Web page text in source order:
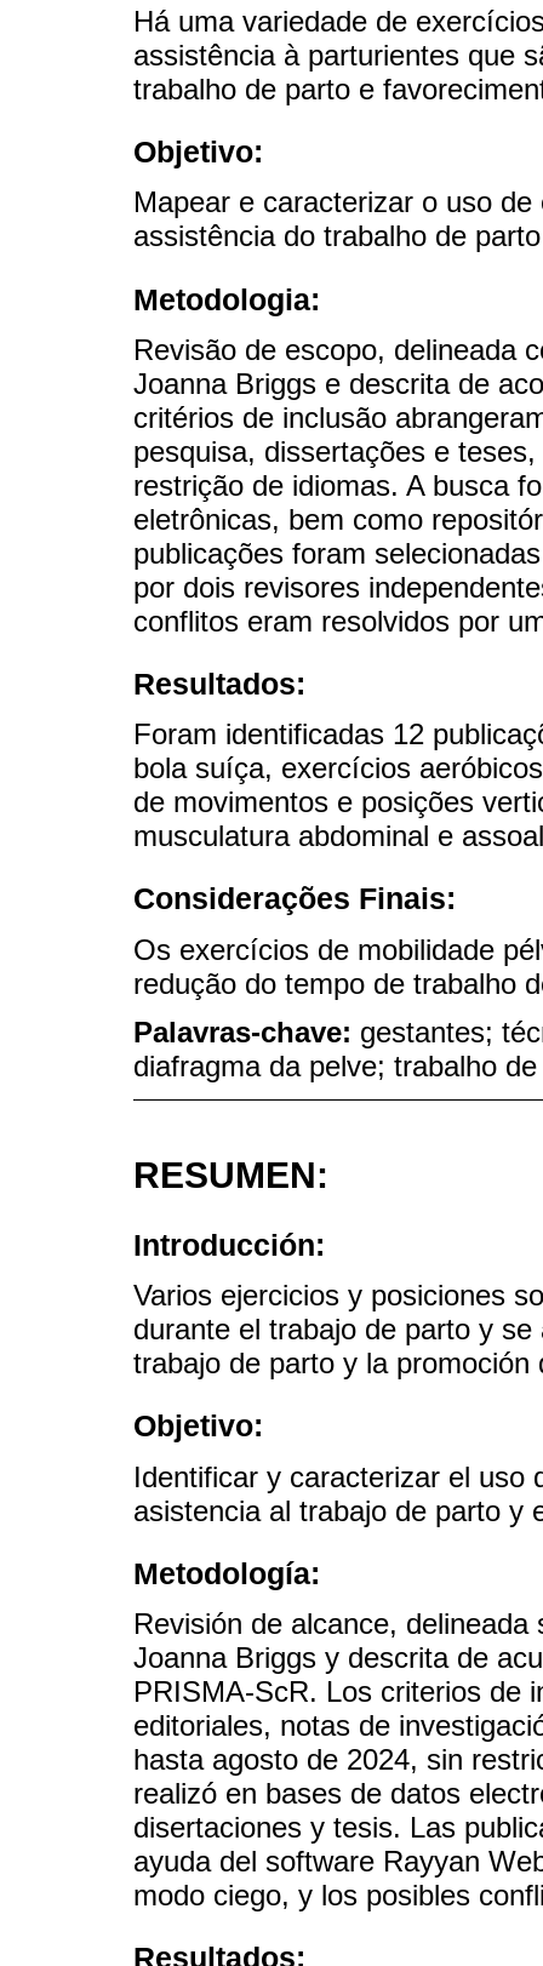
Há uma variedade de
assistência à parturientes que
trabalho de parto e
Objetivo:
Mapear e caracterizar o uso
assistência do trabalho de
Metodologia:
Revisão de escopo, delineada
Joanna Briggs e descrita de
critérios de inclusão
pesquisa, dissertações e
restrição de idiomas. A busca
eletrônicas, bem como
publicações foram
por dois revisores
conflitos eram resolvidos por
Resultados:
Foram identificadas 12
bola suíça, exercícios
de movimentos e posições
musculatura abdominal e
Considerações Finais:
Os exercícios de mobilidade
redução do tempo de trabalho
Palavras-chave: gestantes;
diafragma da pelve; trabalho
RESUMEN:
Introducción:
Varios ejercicios y posiciones
durante el trabajo de parto y
trabajo de parto y la promoción
Objetivo:
Identificar y caracterizar el uso
asistencia al trabajo de parto y
Metodología:
Revisión de alcance,
Joanna Briggs y descrita de
PRISMA-ScR. Los criterios de
editoriales, notas de
hasta agosto de 2024, sin
realizó en bases de datos
disertaciones y tesis. Las
ayuda del software Rayyan
modo ciego, y los posibles
Resultados: